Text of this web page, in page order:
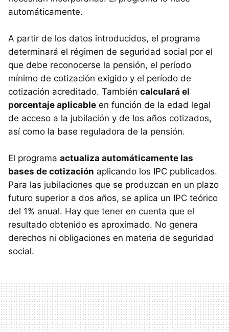
automáticamente.
A partir de los datos introducidos, el programa
determinará el régimen de seguridad social por el
que debe reconocerse la pensión, el período
mínimo de cotización exigido y el período de
cotización acreditado. También calculará el
porcentaje aplicable en función de la edad legal
de acceso a la jubilación y de los años cotizados,
así como la base reguladora de la pensión.
El programa actualiza automáticamente las
bases de cotización aplicando los IPC publicados.
Para las jubilaciones que se produzcan en un plazo
futuro superior a dos años, se aplica un IPC teórico
del 1% anual. Hay que tener en cuenta que el
resultado obtenido es aproximado. No genera
derechos ni obligaciones en materia de seguridad
social.